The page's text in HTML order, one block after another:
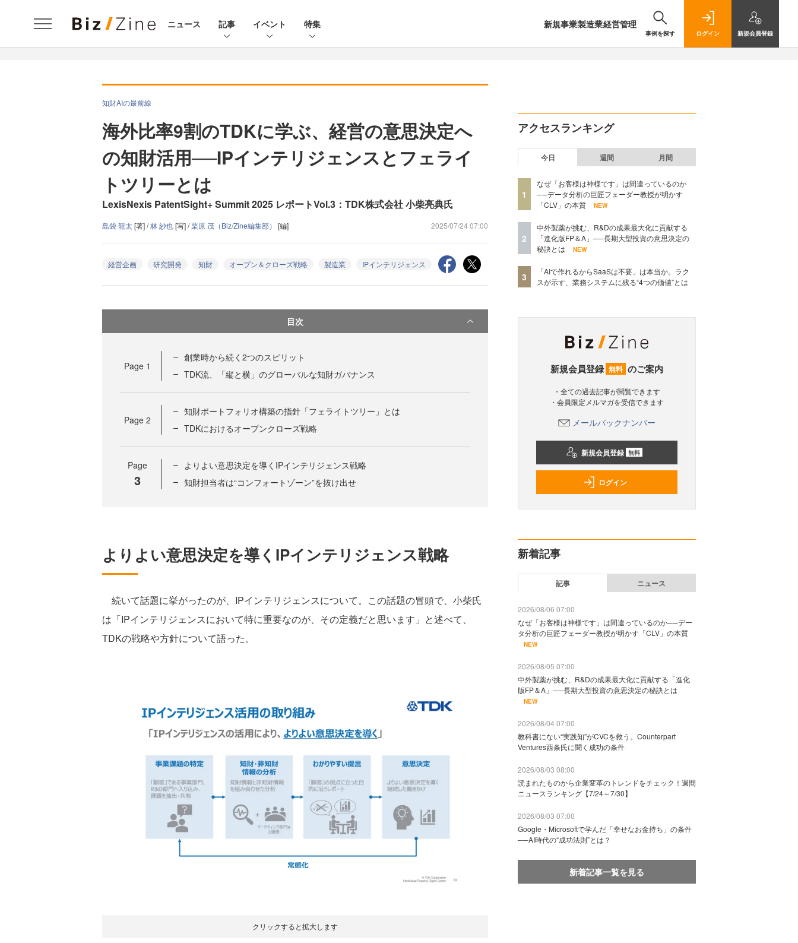
ニュース 記事 イベント 特集 新規事業製造業経営管理
事例を探す ログイン 新規会員登録
知財AIの最前線
海外比率9割のTDKに学ぶ、経営の意思決定へ
の知財活用──IPインテリジェンスとフェライ
トツリーとは
LexisNexis PatentSight+ Summit 2025 レポートVol.3：TDK株式会社 小柴亮典氏
島袋 龍太[著] /林 紗也[写] /栗原 茂（Biz/Zine編集部） [編] 2025/07/24 07:00
経営企画 研究開発 知財 オープン＆クローズ戦略 製造業 IPインテリジェンス
目次
Page 1
創業時から続く2つのスピリット
TDK流、「縦と横」のグローバルな知財ガバナンス
Page 2
知財ポートフォリオ構築の指針「フェライトツリー」とは
TDKにおけるオープンクローズ戦略
Page
3
よりよい意思決定を導くIPインテリジェンス戦略
知財担当者は“コンフォートゾーン”を抜け出せ
よりよい意思決定を導くIPインテリジェンス戦略
続いて話題に挙がったのが、IPインテリジェンスについて。この話題の冒頭で、小柴氏
は「IPインテリジェンスにおいて特に重要なのが、その定義だと思います」と述べて、
TDKの戦略や方針について語った。
クリックすると拡大します
アクセスランキング
今日 週間 月間
1
なぜ「お客様は神様です」は間違っているのか
──データ分析の巨匠フェーダー教授が明かす
「CLV」の本質
NEW
2
中外製薬が挑む、R&Dの成果最大化に貢献する
「進化版FP＆A」──長期大型投資の意思決定の
秘訣とは
NEW
3
「AIで作れるからSaaSは不要」は本当か。ラク
スが示す、業務システムに残る“4つの価値”とは
新規会員登録 無料 のご案内
・全ての過去記事が閲覧できます
・会員限定メルマガを受信できます
メールバックナンバー
新規会員登録 無料
ログイン
新着記事
記事 ニュース
2026/08/06 07:00
なぜ「お客様は神様です」は間違っているのか──デー
タ分析の巨匠フェーダー教授が明かす「CLV」の本質
NEW
2026/08/05 07:00
中外製薬が挑む、R&Dの成果最大化に貢献する「進化
版FP＆A」──長期大型投資の意思決定の秘訣とは
NEW
2026/08/04 07:00
教科書にない“実践知”がCVCを救う。Counterpart
Ventures西条氏に聞く成功の条件
2026/08/03 08:00
読まれたものから企業変革のトレンドをチェック！週間
ニュースランキング【7/24～7/30】
2026/08/03 07:00
Google・Microsoftで学んだ「幸せなお金持ち」の条件
──AI時代の“成功法則”とは？
新着記事一覧を見る